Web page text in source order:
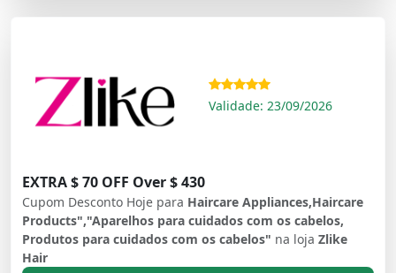
Validade: 23/09/2026
EXTRA $ 70 OFF Over $ 430
Cupom Desconto Hoje para Haircare Appliances,Haircare
Products","Aparelhos para cuidados com os cabelos,
Produtos para cuidados com os cabelos" na loja Zlike
Hair